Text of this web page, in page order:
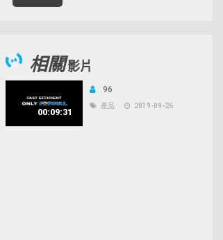
相關影片
00:09:31
96
產品 2019-09-26